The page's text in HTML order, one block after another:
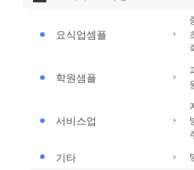
요식업셈플
학원샘플
서비스업
기타